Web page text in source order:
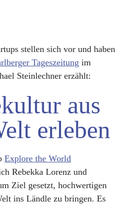
stellen sich vor und haben
Tageszeitung im
Steinlechner erzählt:
aus
erleben
Explore the World
Rebekka Lorenz und
Ziel gesetzt, hochwertigen
ins Ländle zu bringen. Es